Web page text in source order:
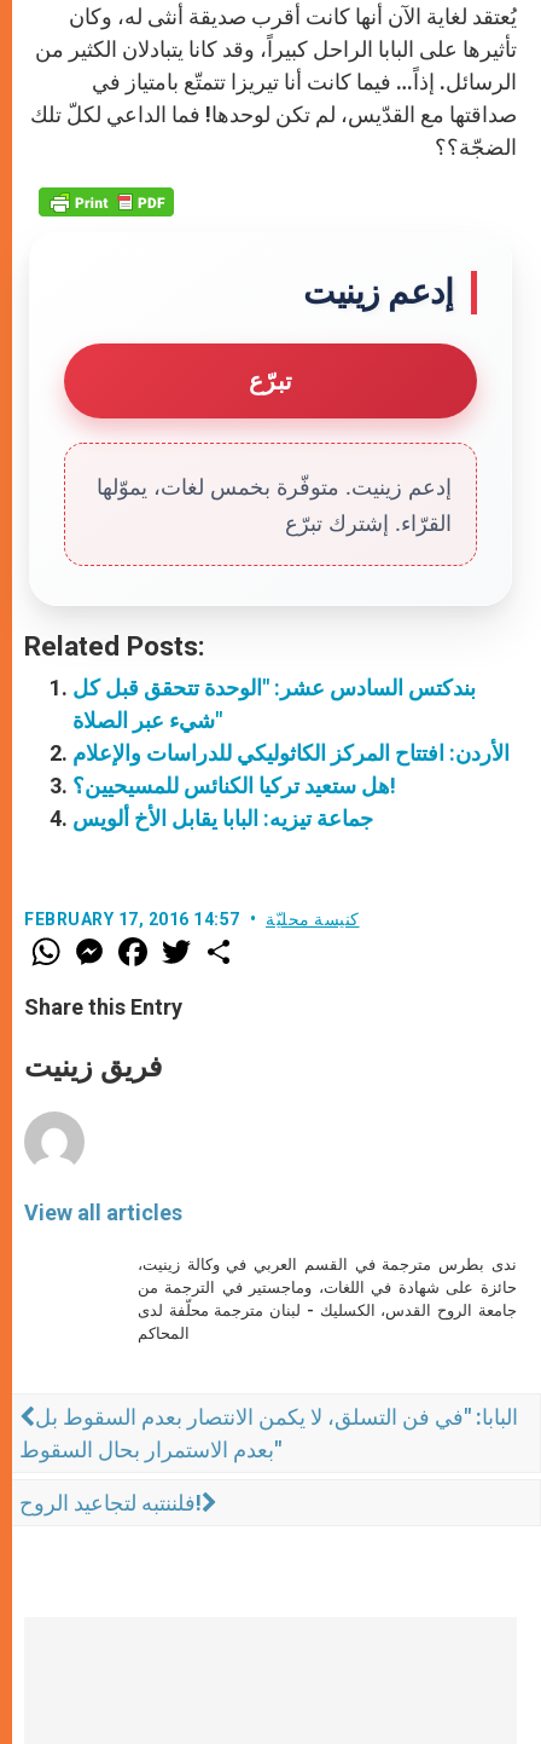
يُعتقد لغاية الآن أنها كانت أقرب صديقة أنثى له، وكان
تأثيرها على البابا الراحل كبيراً، وقد كانا يتبادلان الكثير من
الرسائل. إذاً… فيما كانت أنا تيريزا تتمتّع بامتياز في
صداقتها مع القدّيس، لم تكن لوحدها! فما الداعي لكلّ تلك
الضجّة؟؟
إدعم زينيت
تبرّع
إدعم زينيت. متوفّرة بخمس لغات، يموّلها
القرّاء. إشترك تبرّع
Related Posts:
بندكتس السادس عشر: "الوحدة تتحقق قبل كل
شيء عبر الصلاة"
الأردن: افتتاح المركز الكاثوليكي للدراسات والإعلام
هل ستعيد تركيا الكنائس للمسيحيين؟!
جماعة تيزيه: البابا يقابل الأخ ألويس
FEBRUARY 17, 2016 14:57 كنيسة محليّة
W
h
t
s
p
p
M
e
s
e
g
e
F
a
e
b
o
k
w
Share this Entry
فريق زينيت
View all articles
ندى بطرس مترجمة في القسم العربي في وكالة زينيت،
حائزة على شهادة في اللغات، وماجستير في الترجمة من
جامعة الروح القدس، الكسليك - لبنان مترجمة محلّفة لدى
المحاكم
البابا: "في فن التسلق، لا يكمن الانتصار بعدم السقوط بل
بعدم الاستمرار بحال السقوط"
فلننتبه لتجاعيد الروح!